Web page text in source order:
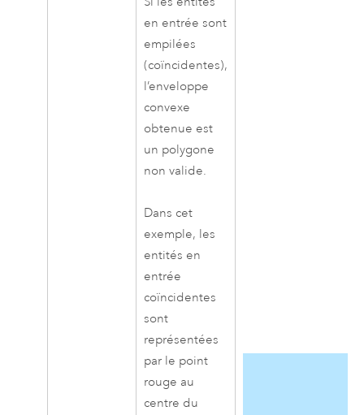
en entrée sont
empilées
(coïncidentes),
l’enveloppe
convexe
obtenue est
un polygone
non valide.
Dans cet
exemple, les
entités en
entrée
coïncidentes
sont
représentées
par le point
rouge au
centre du